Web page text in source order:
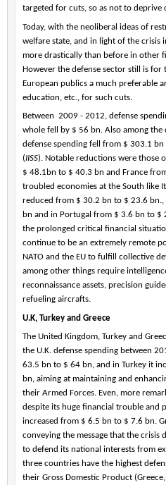
targeted for cuts, so as not to
Today, with the neoliberal ideas of
welfare state, and in light of the crisis
more drastically than before in other
However the defense sector still is for
European publics a much preferable
education, etc., for such cuts.
Between 2009 - 2012, defense
whole fell by $ 56 bn. Also among
defense spending fell from $ 303.1
(IISS). Notable reductions were those
$ 48.1bn to $ 40.3 bn and France
troubled economies at the South like
reduced from $ 30.2 bn to $ 23.6
bn and in Portugal from $ 3.6 bn to $
the prolonged critical financial
continue to be an extremely remote
NATO and the EU to fulfill collective
among other things require
reconnaissance assets, precision
refueling aircrafts.
U.K, Turkey and Greece
The United Kingdom, Turkey and
the U.K. defense spending between
63.5 bn to $ 64 bn, and in Turkey it
bn, aiming at maintaining and
their Armed Forces. Even, more
despite its huge financial trouble and
increased from $ 6.5 bn to $ 7.6 bn.
conveying the message that the crisis
to defend its national interests from
three countries have the highest
their Gross Domestic Product